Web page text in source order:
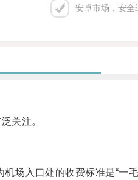
安卓市场，安全
关注。
入口处的收费标准是“一毛